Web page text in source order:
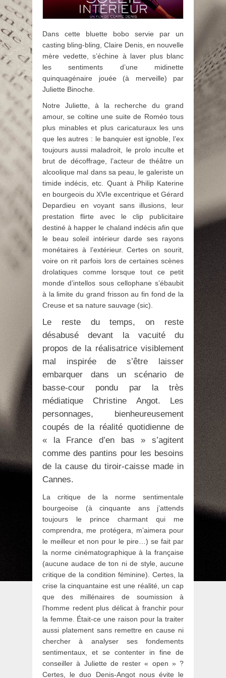
Dans cette bluette bobo servie par un
casting bling-bling, Claire Denis, en nouvelle
mère vedette, s’échine à laver plus blanc
les sentiments d’une midinette
quinquagénaire jouée (à merveille) par
Juliette Binoche.
Notre Juliette, à la recherche du grand
amour, se coltine une suite de Roméo tous
plus minables et plus caricaturaux les uns
que les autres : le banquier est ignoble, l’ex
toujours aussi maladroit, le prolo inculte et
brut de décoffrage, l’acteur de théâtre un
alcoolique mal dans sa peau, le galeriste un
timide indécis, etc. Quant à Philip Katerine
en bourgeois du XVIe excentrique et Gérard
Depardieu en voyant sans illusions, leur
prestation flirte avec le clip publicitaire
destiné à happer le chaland indécis afin que
le beau soleil intérieur darde ses rayons
monétaires à l’extérieur. Certes on sourit,
voire on rit parfois lors de certaines scènes
drolatiques comme lorsque tout ce petit
monde d’intellos sous cellophane s’ébaubit
à la limite du grand frisson au fin fond de la
Creuse et sa nature sauvage (sic).
Le reste du temps, on reste
désabusé devant la vacuité du
propos de la réalisatrice visiblement
mal inspirée de s’être laisser
embarquer dans un scénario de
basse-cour pondu par la très
médiatique Christine Angot. Les
personnages, bienheureusement
coupés de la réalité quotidienne de
« la France d’en bas » s’agitent
comme des pantins pour les besoins
de la cause du tiroir-caisse made in
Cannes.
La critique de la norme sentimentale
bourgeoise (à cinquante ans j’attends
toujours le prince charmant qui me
comprendra, me protégera, m’aimera pour
le meilleur et non pour le pire…) se fait par
la norme cinématographique à la française
(aucune audace de ton ni de style, aucune
critique de la condition féminine). Certes, la
crise la cinquantaine est une réalité, un cap
que des millénaires de soumission à
l’homme redent plus délicat à franchir pour
la femme. Était-ce une raison pour la traiter
aussi platement sans remettre en cause ni
chercher à analyser ses fondements
sentimentaux, et se contenter in fine de
conseiller à Juliette de rester « open » ?
Certes, le duo Denis-Angot nous évite le